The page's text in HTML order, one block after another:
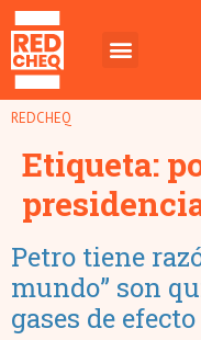
REDCHEQ
Etiqueta:
Petro tiene
mundo” son
gases de